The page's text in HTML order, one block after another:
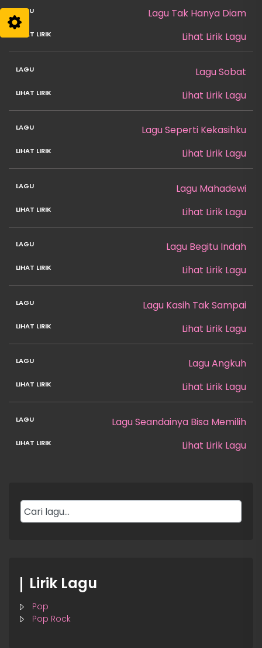
Lagu Tak Hanya Diam
Lihat Lirik Lagu
Lagu Sobat
Lihat Lirik Lagu
Lagu Seperti Kekasihku
Lihat Lirik Lagu
Lagu Mahadewi
Lihat Lirik Lagu
Lagu Begitu Indah
Lihat Lirik Lagu
Lagu Kasih Tak Sampai
Lihat Lirik Lagu
Lagu Angkuh
Lihat Lirik Lagu
Lagu Seandainya Bisa Memilih
Lihat Lirik Lagu
Lirik Lagu
Pop
Pop Rock